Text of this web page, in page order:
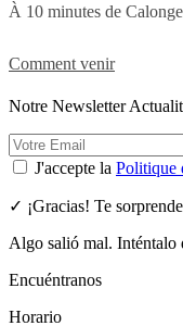
À 10 minutes de
Comment venir
Notre Newsletter
J'accepte la Politique
✓ ¡Gracias! Te
Algo salió mal. Inténtalo
Encuéntranos
Horario